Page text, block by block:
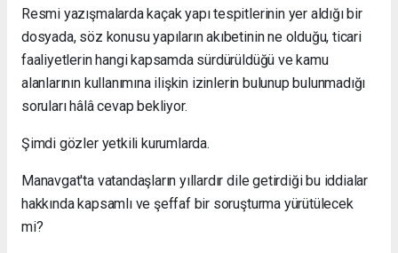
Resmi yazışmalarda kaçak yapı tespitlerinin yer aldığı bir
dosyada, söz konusu yapıların akıbetinin ne olduğu, ticari
faaliyetlerin hangi kapsamda sürdürüldüğü ve kamu
alanlarının kullanımına ilişkin izinlerin bulunup bulunmadığı
soruları hâlâ cevap bekliyor.
Şimdi gözler yetkili kurumlarda.
Manavgat'ta vatandaşların yıllardır dile getirdiği bu iddialar
hakkında kapsamlı ve şeffaf bir soruşturma yürütülecek
mi?